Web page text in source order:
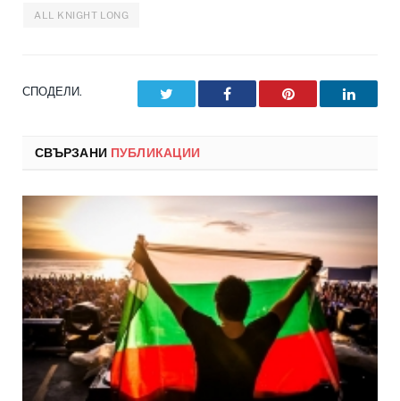
ALL KNIGHT LONG
СПОДЕЛИ. Facebook Pinterest
СВЪРЗАНИ ПУБЛИКАЦИИ